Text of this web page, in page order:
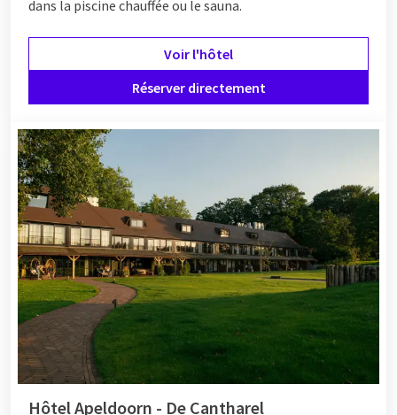
dans la piscine chauffée ou le sauna.
Voir l'hôtel
Réserver directement
Hôtel Apeldoorn - De Cantharel